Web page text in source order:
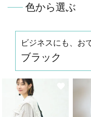
色から選ぶ
ビジネスにも、お
ブラック